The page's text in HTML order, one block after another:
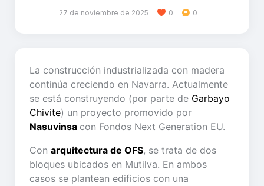
27 de noviembre de 2025 0 0
La construcción industrializada con madera
continúa creciendo en Navarra. Actualmente
se está construyendo (por parte de Garbayo
Chivite) un proyecto promovido por
Nasuvinsa con Fondos Next Generation EU.
Con arquitectura de OFS, se trata de dos
bloques ubicados en Mutilva. En ambos
casos se plantean edificios con una